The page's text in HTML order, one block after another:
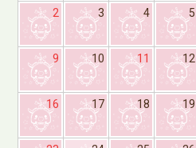
2 3 4 5
9 10 11 12
16 17 18 19